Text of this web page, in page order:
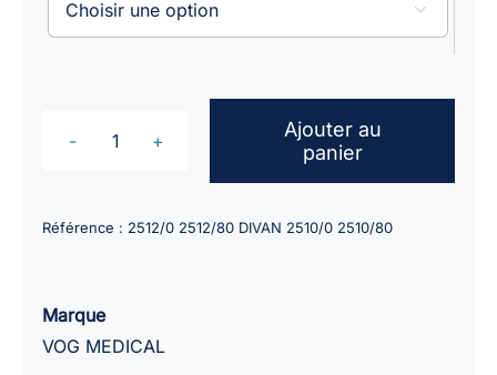
370,00 €

quantité
Divan
Vimieu
Ajouter au
panier
Référence : 2512/0 2512/80 DIVAN 2510/0 2510/80
Marque
VOG MEDICAL